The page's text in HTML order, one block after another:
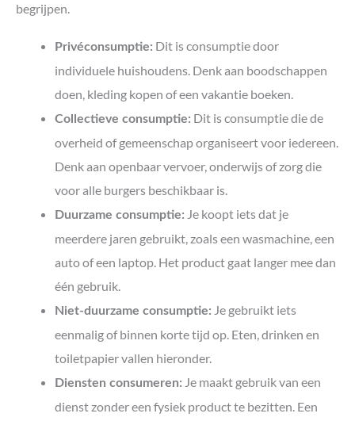
begrijpen.
Privéconsumptie: Dit is consumptie door
individuele huishoudens. Denk aan boodschappen
doen, kleding kopen of een vakantie boeken.
Collectieve consumptie: Dit is consumptie die de
overheid of gemeenschap organiseert voor iedereen.
Denk aan openbaar vervoer, onderwijs of zorg die
voor alle burgers beschikbaar is.
Duurzame consumptie: Je koopt iets dat je
meerdere jaren gebruikt, zoals een wasmachine, een
auto of een laptop. Het product gaat langer mee dan
één gebruik.
Niet-duurzame consumptie: Je gebruikt iets
eenmalig of binnen korte tijd op. Eten, drinken en
toiletpapier vallen hieronder.
Diensten consumeren: Je maakt gebruik van een
dienst zonder een fysiek product te bezitten. Een